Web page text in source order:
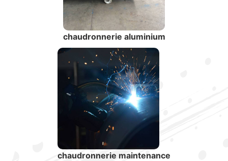
chaudronnerie aluminium
chaudronnerie maintenance